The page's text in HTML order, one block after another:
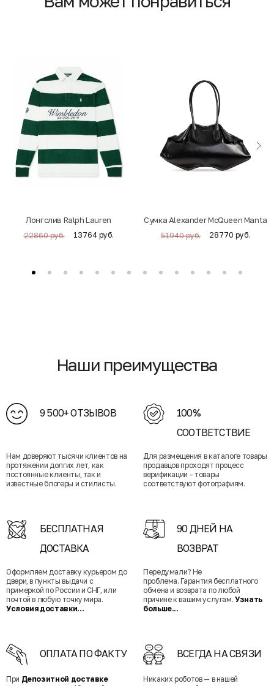
Лонгслив Ralph Lauren
22860 руб. 13764 руб.
Cумка Alexander McQueen Manta
51940 руб. 28770 руб.
Наши преимущества
9 500+ ОТЗЫВОВ
Нам доверяют тысячи клиентов на
протяжении долгих лет, как
постоянные клиенты, так и
известные блогеры и стилисты.
100%
СООТВЕТСТВИЕ
Для размещения в каталоге товары
продавцов проходят процесс
верификации - товары
соответствуют фотографиям.
БЕСПЛАТНАЯ
ДОСТАВКА
Оформляем доставку курьером до
двери, в пункты выдачи с
примеркой по России и СНГ, или
почтой в любую точку мира.
Условия доставки...
90 ДНЕЙ НА
ВОЗВРАТ
Передумали? Не
проблема. Гарантия бесплатного
обмена и возврата по любой
причине к вашим услугам. Узнать
больше...
ОПЛАТА ПО ФАКТУ
При Депозитной доставке
ВСЕГДА НА СВЯЗИ
Никаких роботов — в нашей